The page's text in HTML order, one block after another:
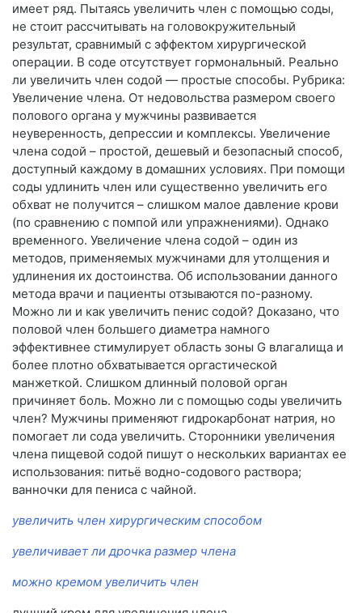
имеет ряд. Пытаясь увеличить член с помощью соды,
не стоит рассчитывать на головокружительный
результат, сравнимый с эффектом хирургической
операции. В соде отсутствует гормональный. Реально
ли увеличить член содой — простые способы. Рубрика:
Увеличение члена. От недовольства размером своего
полового органа у мужчины развивается
неуверенность, депрессии и комплексы. Увеличение
члена содой – простой, дешевый и безопасный способ,
доступный каждому в домашних условиях. При помощи
соды удлинить член или существенно увеличить его
обхват не получится – слишком малое давление крови
(по сравнению с помпой или упражнениями). Однако
временного. Увеличение члена содой – один из
методов, применяемых мужчинами для утолщения и
удлинения их достоинства. Об использовании данного
метода врачи и пациенты отзываются по-разному.
Можно ли и как увеличить пенис содой? Доказано, что
половой член большего диаметра намного
эффективнее стимулирует область зоны G влагалища и
более плотно обхватывается оргастической
манжеткой. Слишком длинный половой орган
причиняет боль. Можно ли с помощью соды увеличить
член? Мужчины применяют гидрокарбонат натрия, но
помогает ли сода увеличить. Сторонники увеличения
члена пищевой содой пишут о нескольких вариантах ее
использования: питьё водно-содового раствора;
ванночки для пениса с чайной.
увеличить член хирургическим способом
увеличивает ли дрочка размер члена
можно кремом увеличить член